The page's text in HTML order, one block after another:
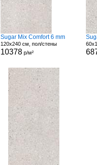
Sugar Mix Comfort 6 mm
120x240 см, пол/стены
10378р/м²